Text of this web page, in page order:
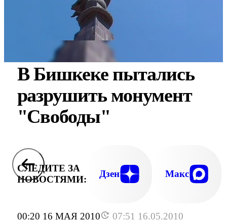
00:20 16 МАЯ 2010
07:51 16.05.2010
В Бишкеке пытались
разрушить монумент
"Свободы"
СЛЕДИТЕ ЗА
НОВОСТЯМИ:
Дзен Макс